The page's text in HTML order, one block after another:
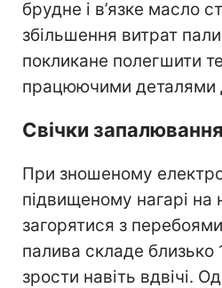
брудне і в’язке масло
збільшення витрат
покликане полегшити
працюючими деталями
Свічки запалювання
При зношеному
підвищеному нагарі
загорятися з
палива складе
зрости навіть вдвічі.